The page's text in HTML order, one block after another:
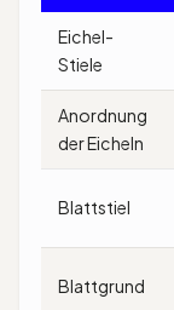
Eichel-
Stiele
Anordnung
der Eicheln
Blattstiel
Blattgrund